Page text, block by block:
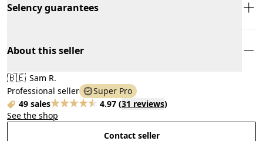
Selency guarantees
About this seller
🇧🇪 Sam R.
Professional seller
Super Pro
49 sales
4.97 (31 reviews)
See the shop
Contact seller